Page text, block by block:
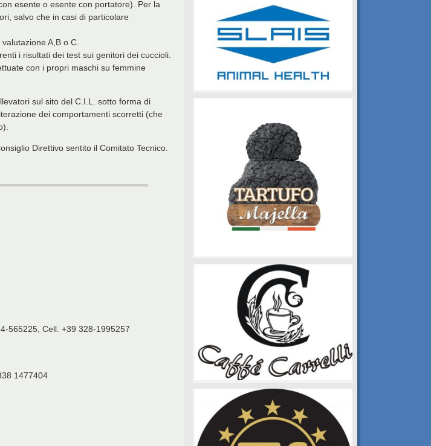
esente o esente con portatore). Per la
salvo che in casi di particolare
A,B o C.
i risultati dei test sui genitori dei cuccioli.
con i propri maschi su femmine
sul sito del C.I.L. sotto forma di
dei comportamenti scorretti (che
Direttivo sentito il Comitato Tecnico.
565225, Cell. +39 328-1995257
1477404